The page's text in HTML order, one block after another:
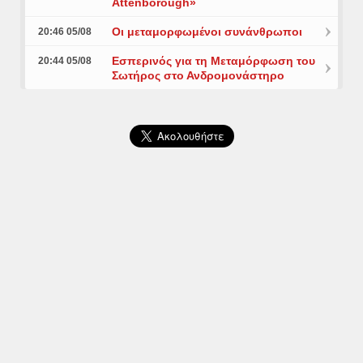
20:46 05/08 Οι μεταμορφωμένοι συνάνθρωποι
20:44 05/08
Εσπερινός για τη Μεταμόρφωση του
Σωτήρος στο Ανδρομονάστηρο